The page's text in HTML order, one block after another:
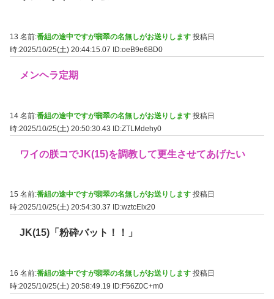
13 名前:番組の途中ですが翡翠の名無しがお送りします 投稿日
時:2025/10/25(土) 20:44:15.07
ID:oeB9e6BD0
メンヘラ定期
14 名前:番組の途中ですが翡翠の名無しがお送りします 投稿日
時:2025/10/25(土) 20:50:30.43 ID:ZTLMdehy0
ワイの朕コでJK(15)を調教して更生させてあげたい
15 名前:番組の途中ですが翡翠の名無しがお送りします 投稿日
時:2025/10/25(土) 20:54:30.37
ID:wztcElx20
JK(15)「粉砕バット！！」
16 名前:番組の途中ですが翡翠の名無しがお送りします 投稿日
時:2025/10/25(土) 20:58:49.19 ID:F56Z0C+m0